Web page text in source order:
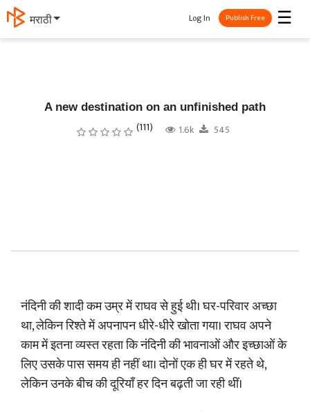
मराठी ☰
Log In Publish Free
A new destination on an unfinished path
(111) 1.6k 545
नंदिनी की शादी कम उम्र में राघव से हुई थी। घर-परिवार अच्छा
था, लेकिन रिश्ते में अपनापन धीरे-धीरे खोता गया। राघव अपने
काम में इतना व्यस्त रहता कि नंदिनी की भावनाओं और इच्छाओं के
लिए उसके पास समय ही नहीं था। दोनों एक ही घर में रहते थे,
लेकिन उनके बीच की दूरियाँ हर दिन बढ़ती जा रही थीं।